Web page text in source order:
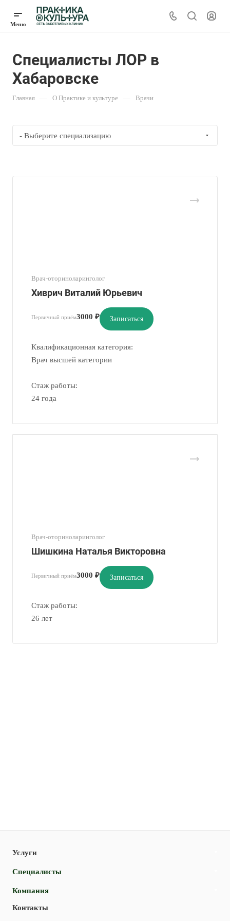
Специалисты ЛОР в
Хабаровске
Главная — О Практике и культуре — Врачи
- Выберите специализацию
Врач-оториноларинголог
Хиврич Виталий Юрьевич
Первичный приём3000 ₽ Записаться
Квалификационная категория:
Врач высшей категории
Стаж работы:
24 года
Врач-оториноларинголог
Шишкина Наталья Викторовна
Первичный приём3000 ₽ Записаться
Стаж работы:
26 лет
Услуги
Специалисты
Компания
Контакты